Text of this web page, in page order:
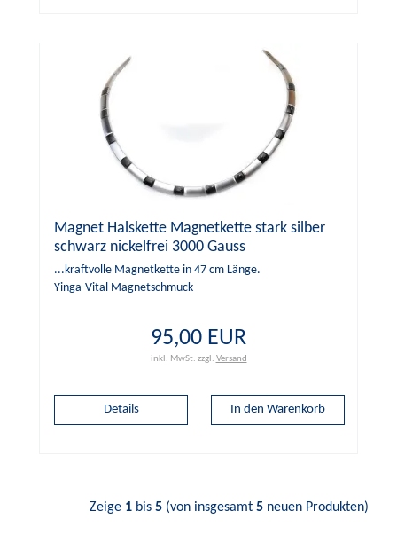
Magnet Halskette Magnetkette stark silber
schwarz nickelfrei 3000 Gauss
...kraftvolle Magnetkette in 47 cm Länge.
Yinga-Vital Magnetschmuck
95,00 EUR
inkl. MwSt. zzgl. Versand
Details
Zeige 1 bis 5 (von insgesamt 5 neuen Produkten)